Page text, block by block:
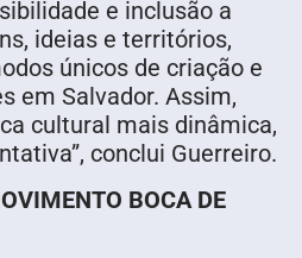
e inclusão a
ideias e territórios,
únicos de criação e
em Salvador. Assim,
cultural mais dinâmica,
conclui Guerreiro.
BOCA DE